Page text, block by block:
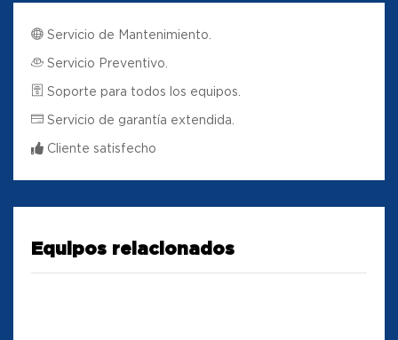
Servicio de Mantenimiento.
Servicio Preventivo.
Soporte para todos los equipos.
Servicio de garantía extendida.
Cliente satisfecho
Equipos relacionados